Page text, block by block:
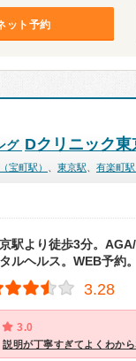
ット予約
グ Dクリニック東
宝町駅） 東京駅 有楽町駅
駅より徒歩3分。
ルヘルス。WEB予約。
3.28
3.0
説明が丁寧すぎてよくわか